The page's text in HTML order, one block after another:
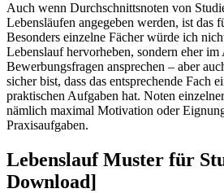
Auch wenn Durchschnittsnoten von
Lebensläufen angegeben werden, ist das
Besonders einzelne Fächer würde ich
Lebenslauf hervorheben, sondern eher
Bewerbungsfragen ansprechen – aber
sicher bist, dass das entsprechende Fach
praktischen Aufgaben hat. Noten
nämlich maximal Motivation oder
Praxisaufgaben.
Lebenslauf Muster für
Download]